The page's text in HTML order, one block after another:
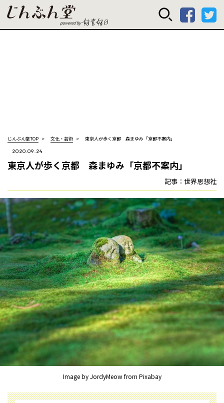
じんぶん堂
じんぶん堂TOP 文化・芸術 東京人が歩く京都 森まゆみ「京都不案内」
2020.09.24
東京人が歩く京都 森まゆみ「京都不案内」
記事：世界思想社
Image by JordyMeow from Pixabay